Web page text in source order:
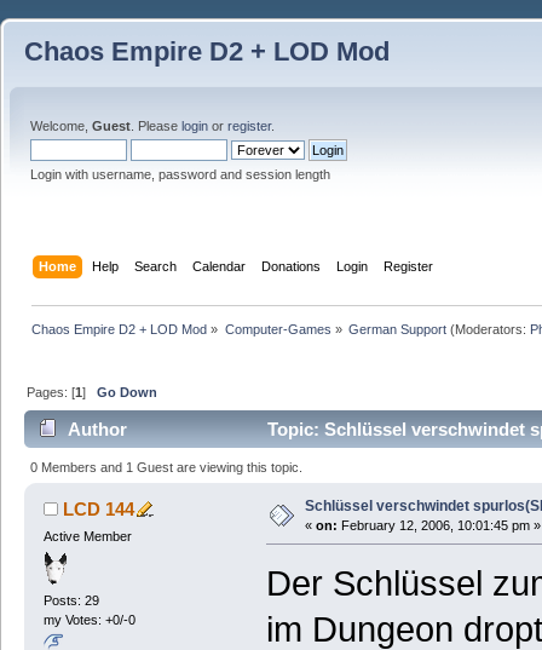
Chaos Empire D2 + LOD Mod
Welcome, Guest . Please login or register.
Login with username, password and session length
Home Help Search Calendar Donations Login Register
Chaos Empire D2 + LOD Mod » Computer-Games » German Support(Moderators:
Pages: [1]Go Down
Author Topic: Schlüssel verschwindet
0 Members and 1 Guest are viewing this topic.
LCD 144
Active Member
Posts: 29
my Votes: +0/-0
Schlüssel verschwindet
« on: February 12, 2006, 10:01:45 pm »
Der Schlüssel
im Dungeon